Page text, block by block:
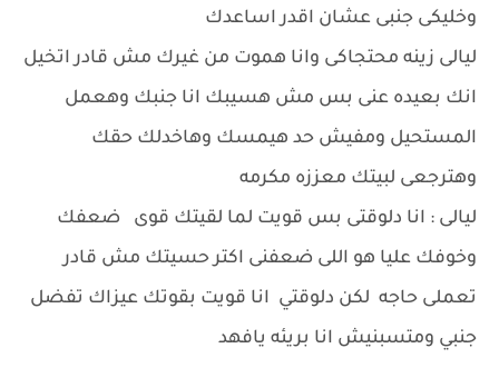
وخليكى جنبى عشان اقدر اساعدك
ليالى زينه محتجاكى وانا هموت من غيرك مش قادر اتخيل
انك بعيده عنى بس مش هسيبك انا جنبك وهعمل
المستحيل ومفيش حد هيمسك وهاخدلك حقك
وهترجعى لبيتك معززه مكرمه
ليالى : انا دلوقتى بس قويت لما لقيتك قوى ضعفك
وخوفك عليا هو اللى ضعفنى اكتر حسيتك مش قادر
تعملى حاجه لكن دلوقتي انا قويت بقوتك عيزاك تفضل
جنبي ومتسبنيش انا بريئه يافهد